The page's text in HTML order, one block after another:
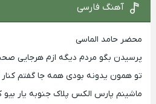
آهنگ فارسی
محضر حامد الماسی
پرسیدن بگو مردم دیگه ازم هرجایی
تو همون یدونه بودی همه جا گفتم کنار
ماشینم پارس الکس پلاک جنوبه یار بیو